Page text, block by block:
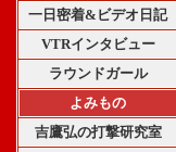
一日密着&ビデオ日記
VTRインタビュー
ラウンドガール
よみもの
吉鷹弘の打撃研究室